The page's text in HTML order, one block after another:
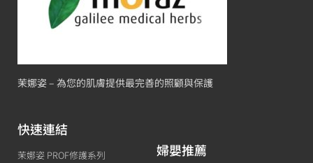
茉娜姿 – 為您的肌膚提供最完善的照顧與保護
快速連結
茉娜姿 PROF修護系列
婦嬰推薦